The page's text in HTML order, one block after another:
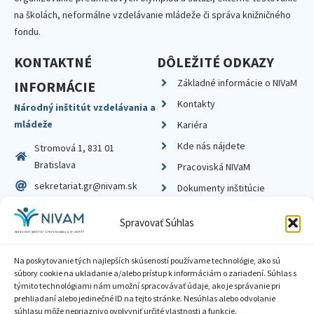
Spravovať Súhlas
Na poskytovanie tých najlepších skúseností používame technológie, ako sú
súbory cookie na ukladanie a/alebo prístup k informáciám o zariadení. Súhlas s
týmito technológiami nám umožní spracovávať údaje, ako je správanie pri
prehliadaní alebo jedinečné ID na tejto stránke. Nesúhlas alebo odvolanie
súhlasu môže nepriaznivo ovplyvniť určité vlastnosti a funkcie.
na školách, neformálne vzdelávanie mládeže či správa knižničného
fondu.
KONTAKTNÉ
INFORMÁCIE
Národný inštitút vzdelávania a
mládeže
Stromová 1, 831 01
Bratislava
sekretariat.gr@nivam.sk
IČO: 00164348
DIČ: 2020798714
DÔLEŽITÉ ODKAZY
Základné informácie o NIVaM
Kontakty
Kariéra
Kde nás nájdete
Pracoviská NIVaM
Dokumenty inštitúcie
Zásady ochrany súkromia